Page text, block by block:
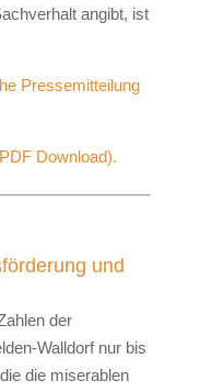
angibt, ist
Pressemitteilung
Download).
und
der
Walldorf nur bis
die miserablen